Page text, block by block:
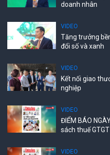
doanh nhân
VIDEO
Tăng trưởng
đổi số và xanh
VIDEO
Kết nối giao
nghiệp
VIDEO
ĐIỂM BÁO
sách thuế GTGT
VIDEO